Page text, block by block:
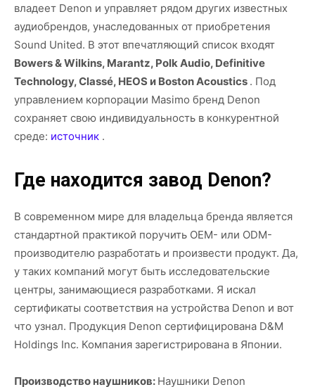
владеет Denon и управляет рядом других известных
аудиобрендов, унаследованных от приобретения
Sound United. В этот впечатляющий список входят
Bowers & Wilkins, Marantz, Polk Audio, Definitive
Technology, Classé, HEOS и Boston Acoustics . Под
управлением корпорации Masimo бренд Denon
сохраняет свою индивидуальность в конкурентной
среде: источник .
Где находится завод Denon?
В современном мире для владельца бренда является
стандартной практикой поручить OEM- или ODM-
производителю разработать и произвести продукт. Да,
у таких компаний могут быть исследовательские
центры, занимающиеся разработками. Я искал
сертификаты соответствия на устройства Denon и вот
что узнал. Продукция Denon сертифицирована D&M
Holdings Inc. Компания зарегистрирована в Японии.
Производство наушников: Наушники Denon